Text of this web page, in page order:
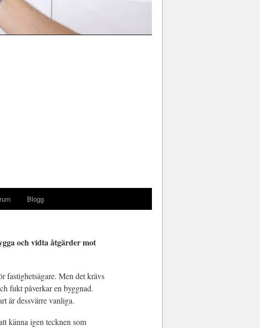
Blogg
och vidta åtgärder mot
fastighetsägare. Men det krävs
fukt påverkar en byggnad.
är dessvärre vanliga.
känna igen tecknen som